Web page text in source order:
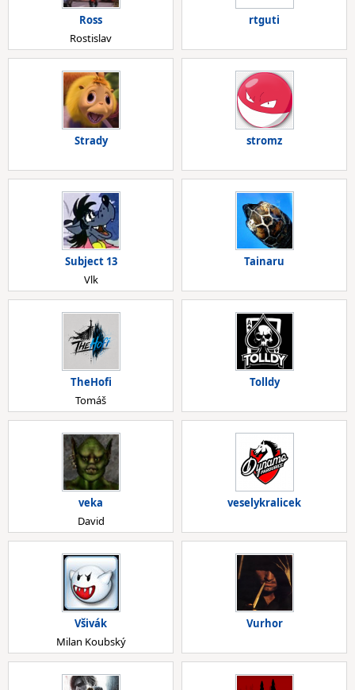
Ross
Rostislav
rtguti
Strady stromz
Subject 13
Vlk
Tainaru
TheHofi
Tomáš
Tolldy
veka
David
veselykralicek
Všivák
Milan Koubský
Vurhor